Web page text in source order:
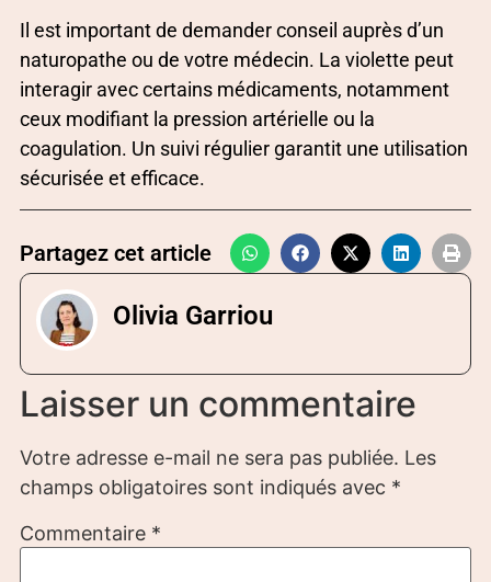
Il est important de demander conseil auprès d’un
naturopathe ou de votre médecin. La violette peut
interagir avec certains médicaments, notamment
ceux modifiant la pression artérielle ou la
coagulation. Un suivi régulier garantit une utilisation
sécurisée et efficace.
Partagez cet article
Olivia Garriou
Laisser un commentaire
Votre adresse e-mail ne sera pas publiée. Les
champs obligatoires sont indiqués avec *
Commentaire *